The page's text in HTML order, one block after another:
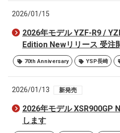
2026/01/15
2026年モデル YZF-R9 /
Edition Newリリース 受注
70th Anniversary YSP長崎
2026/01/13 新発売
2026年モデル
します